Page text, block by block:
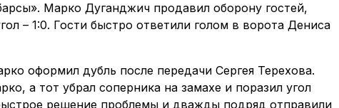
Марко Дуганджич продавил оборону гостей,
– 1:0. Гости быстро ответили голом в ворота Дениса
оформил дубль после передачи Сергея Терехова.
а тот убрал соперника на замахе и поразил угол
решение проблемы и дважды подряд отправили